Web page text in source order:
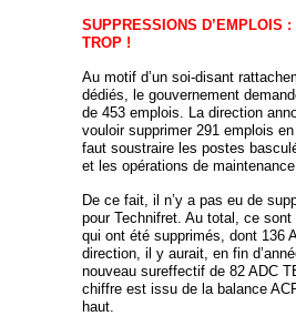
SUPPRESSIONS D’EMPLOIS :
TROP !
Au motif d’un soi-disant
dédiés, le gouvernement
de 453 emplois. La direction
vouloir supprimer 291 emplois
faut soustraire les postes
et les opérations de maintenance.
De ce fait, il n’y a pas eu de
pour Technifret. Au total, ce
qui ont été supprimés, dont 136
direction, il y aurait, en fin
nouveau sureffectif de 82 ADC
chiffre est issu de la balance
haut.